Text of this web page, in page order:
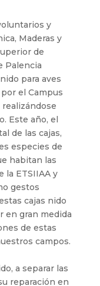
y
Maderas y
de
Palencia
para aves
el Campus
Este año, el
de las cajas,
especies de
habitan las
la ETSIIAA y
gestos
cajas nido
en gran medida
de estas
campos.
a separar las
reparación en